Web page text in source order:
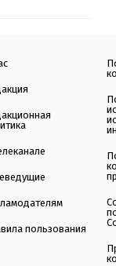
пользования